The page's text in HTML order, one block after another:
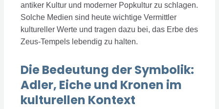
antiker Kultur und moderner Popkultur zu schlagen.
Solche Medien sind heute wichtige Vermittler
kultureller Werte und tragen dazu bei, das Erbe des
Zeus-Tempels lebendig zu halten.
Die Bedeutung der Symbolik:
Adler, Eiche und Kronen im
kulturellen Kontext